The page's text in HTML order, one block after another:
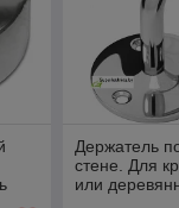
Держатель
стене. Для
или